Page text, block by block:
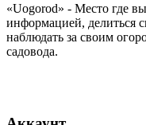
«Uogorod» - Место где
информацией, делиться
наблюдать за своим
садовода.